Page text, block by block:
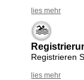
lies mehr
Registrieren
lies mehr